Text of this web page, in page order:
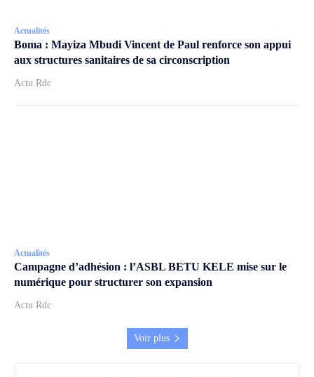
Actualités
Boma : Mayiza Mbudi Vincent de Paul renforce son appui
aux structures sanitaires de sa circonscription
Actu Rdc
Actualités
Campagne d’adhésion : l’ASBL BETU KELE mise sur le
numérique pour structurer son expansion
Actu Rdc
Voir plus